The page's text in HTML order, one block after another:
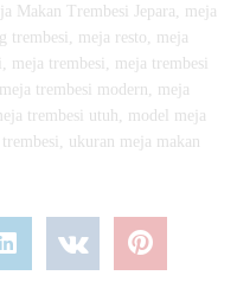
Makan Trembesi Jepara
meja
trembesi meja resto
meja
meja trembesi
meja trembesi
meja trembesi modern
meja
trembesi utuh
model meja
ukuran meja makan